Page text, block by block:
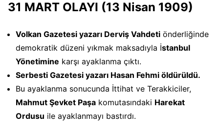
31 MART OLAYI (13 Nisan 1909)
Volkan Gazetesi yazarı Derviş Vahdeti önderliğinde
demokratik düzeni yıkmak maksadıyla İstanbul
Yönetimine karşı ayaklanma çıktı.
Serbesti Gazetesi yazarı Hasan Fehmi öldürüldü.
Bu ayaklanma sonucunda İttihat ve Terakkiciler,
Mahmut Şevket Paşa komutasındaki Harekat
Ordusu ile ayaklanmayı bastırdı.